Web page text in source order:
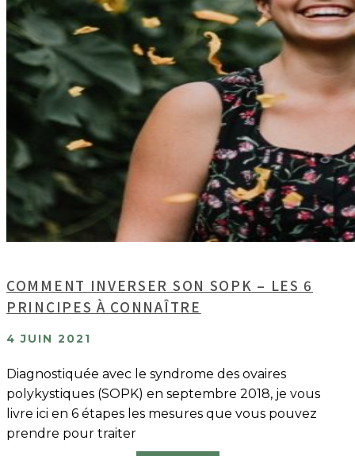
COMMENT INVERSER SON SOPK – LES 6
PRINCIPES À CONNAÎTRE
4 JUIN 2021
Diagnostiquée avec le syndrome des ovaires
polykystiques (SOPK) en septembre 2018, je vous
livre ici en 6 étapes les mesures que vous pouvez
prendre pour traiter